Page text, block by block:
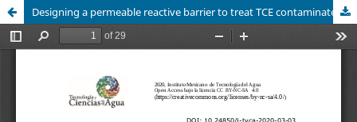
Designing a permeable reactive barrier to treat TCE contaminated groundwater: Numerical modelling / Diseño de una barrera permeable reactiva para el tratamiento de aguas subterráneas contaminadas con tricloroetileno: modelo numérico